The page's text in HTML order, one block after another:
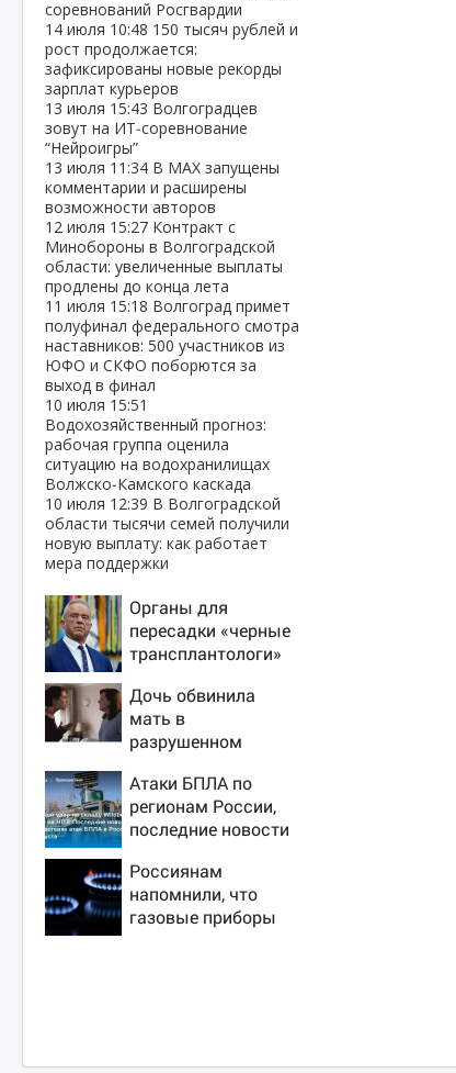
соревнований Росгвардии
14 июля 10:48 150 тысяч рублей и
рост продолжается:
зафиксированы новые рекорды
зарплат курьеров
13 июля 15:43 Волгоградцев
зовут на ИТ‑соревнование
“Нейроигры”
13 июля 11:34 В МАХ запущены
комментарии и расширены
возможности авторов
12 июля 15:27 Контракт с
Минобороны в Волгоградской
области: увеличенные выплаты
продлены до конца лета
11 июля 15:18 Волгоград примет
полуфинал федерального смотра
наставников: 500 участников из
ЮФО и СКФО поборются за
выход в финал
10 июля 15:51
Водохозяйственный прогноз:
рабочая группа оценила
ситуацию на водохранилищах
Волжско‑Камского каскада
10 июля 12:39 В Волгоградской
области тысячи семей получили
новую выплату: как работает
мера поддержки
Органы для
пересадки «черные
трансплантологи»
живых пациентов
Дочь обвинила
мать в
разрушенном
всей правды о
своём отце -
история одной
Атаки БПЛА по
регионам России,
последние новости
последствия, атаки
на склады
Wildberries,
Россиянам
напомнили, что
газовые приборы